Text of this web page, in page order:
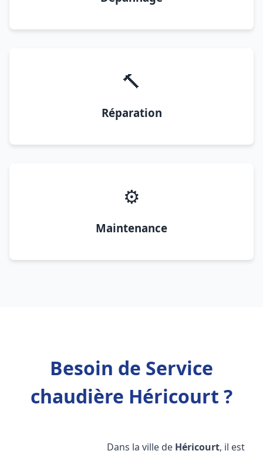
🔨
Réparation
⚙️
Maintenance
Besoin de Service
chaudière Héricourt ?
Dans la ville de Héricourt, il est